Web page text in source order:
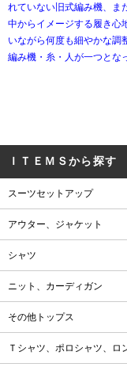
れていない旧式編み機、ま
中からイメージする履き心
いながら何度も細やかな調
編み機・糸・人が一つとな
ＩＴＥＭＳから探す
スーツセットアップ
アウター、ジャケット
シャツ
ニット、カーディガン
その他トップス
Ｔシャツ、ポロシャツ、ロ